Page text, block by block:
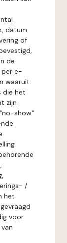
datum
of
de
per e-
waaruit
die het
zijn
show"
/
het
voor